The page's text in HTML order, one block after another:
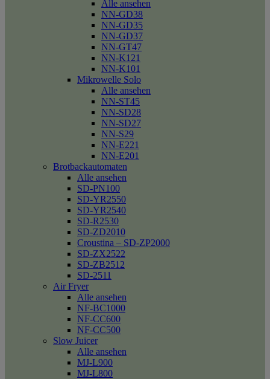
Alle ansehen
NN-GD38
NN-GD35
NN-GD37
NN-GT47
NN-K121
NN-K101
Mikrowelle Solo
Alle ansehen
NN-ST45
NN-SD28
NN-SD27
NN-S29
NN-E221
NN-E201
Brotbackautomaten
Alle ansehen
SD-PN100
SD-YR2550
SD-YR2540
SD-R2530
SD-ZD2010
Croustina – SD-ZP2000
SD-ZX2522
SD-ZB2512
SD-2511
Air Fryer
Alle ansehen
NF-BC1000
NF-CC600
NF-CC500
Slow Juicer
Alle ansehen
MJ-L900
MJ-L800